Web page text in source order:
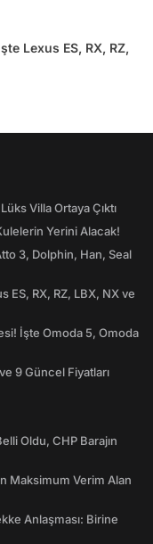
Lexus ES, RX, RZ,
Villa Ortaya Çıktı
Yerini Alacak!
3, Dolphin, Han, Seal
ES, RX, RZ, LBX, NX ve
İşte Omoda 5, Omoda
9 Güncel Fiyatları
Oldu, CHP Barajın
Maksimum Verim Alan
Anlaşması: Birine